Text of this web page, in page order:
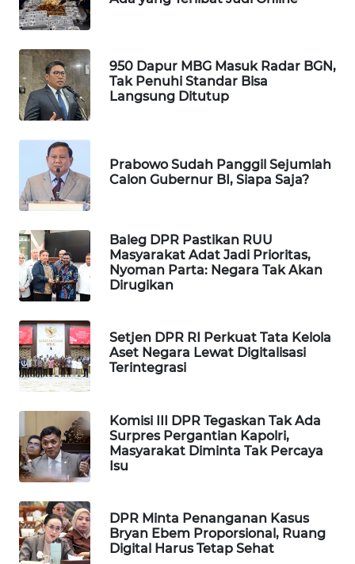
950 Dapur MBG Masuk Radar BGN,
Tak Penuhi Standar Bisa
Langsung Ditutup
Prabowo Sudah Panggil Sejumlah
Calon Gubernur BI, Siapa Saja?
Baleg DPR Pastikan RUU
Masyarakat Adat Jadi Prioritas,
Nyoman Parta: Negara Tak Akan
Dirugikan
Setjen DPR RI Perkuat Tata Kelola
Aset Negara Lewat Digitalisasi
Terintegrasi
Komisi III DPR Tegaskan Tak Ada
Surpres Pergantian Kapolri,
Masyarakat Diminta Tak Percaya
Isu
DPR Minta Penanganan Kasus
Bryan Ebem Proporsional, Ruang
Digital Harus Tetap Sehat
MAWAKA
MARTABAT
NET
PLN
WATCH
MKLI
LPKKI
LKKI
KOPEKLIN
PORTAL
KONSUMEN
FORWAMKI
ALPERKLINAS
FORJASIDA
TAMBANG